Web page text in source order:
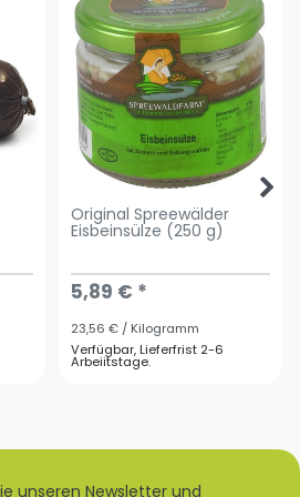
Original Spreewälder
Eisbeinsülze (250 g)
5,89 € *
23,56 € / Kilogramm
Verfügbar, Lieferfrist 2-6
Arbeiitstage.
unseren Newsletter und